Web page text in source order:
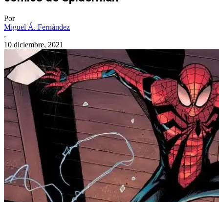
Por
Miguel Á. Fernández
-
10 diciembre, 2021